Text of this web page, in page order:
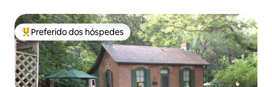
Entre os melhores preferidos dos hóspedes
Preferido dos hóspedes